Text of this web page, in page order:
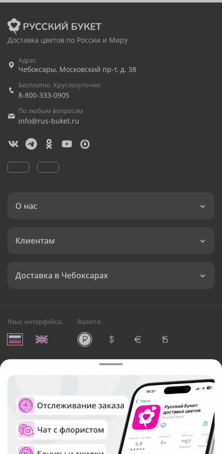
Доставка цветов по России и Миру
Адрес
Чебоксары, Московский пр-т, д. 38
Бесплатно. Круглосуточно
8-800-333-0905
По любым вопросам
info@rus-buket.ru
О нас
Клиентам
Доставка в Чебоксарах
Язык интерфейса: Валюта:
Служба круглосуточной доставки цветов в Чебоксарах
Русский Букет, 2026
Общество с ограниченной ответственностью «Технология»
ОГРН: 1195476081745, ИНН: 5410081997
Юридический адрес: г. Новосибирск, ул. Ипподромская,
д.42, оф. 3
Рейтинг Русского букета